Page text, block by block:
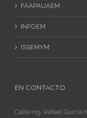
FAAPAUAEM
INFOEM
ISSEMYM
EN CONTACTO
Calle Ing. Rafael García